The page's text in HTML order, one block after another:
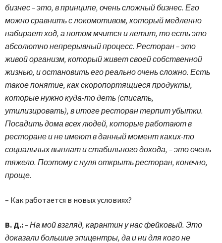
бизнес – это, в принципе, очень сложный бизнес. Его
можно сравнить с локомотивом, который медленно
набирает ход, а потом мчится и летит, то есть это
абсолютно непрерывный процесс. Ресторан – это
живой организм, который живет своей собственной
жизнью, и остановить его реально очень сложно. Есть
такое понятие, как скоропортящиеся продукты,
которые нужно куда-то деть (списать,
утилизировать), в итоге ресторан терпит убытки.
Посадить дома всех людей, которые работают в
ресторане и не имеют в данный момент каких-то
социальных выплат и стабильного дохода, – это очень
тяжело. Поэтому с нуля открыть ресторан, конечно,
проще.
– Как работается в новых условиях?
В. Д.:– На мой взгляд, карантин у нас фейковый. Это
доказали большие эпицентры, да и ни для кого не